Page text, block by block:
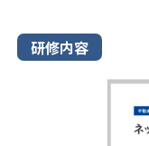
研修内容